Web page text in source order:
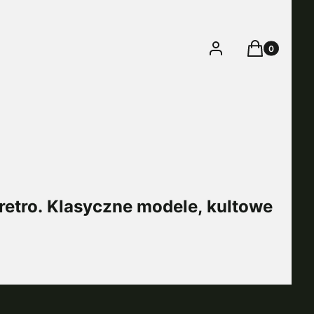
Zaloguj sięProdukty w
Koszyk
Klasyczne modele, kultowe